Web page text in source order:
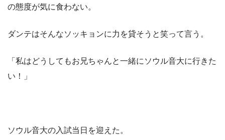
の態度が気に食わない。
ダンテはそんなソッキョンに力を貸そうと笑って言う。
「私はどうしてもお兄ちゃんと一緒にソウル音大に行きた
い！」
ソウル音大の入試当日を迎えた。